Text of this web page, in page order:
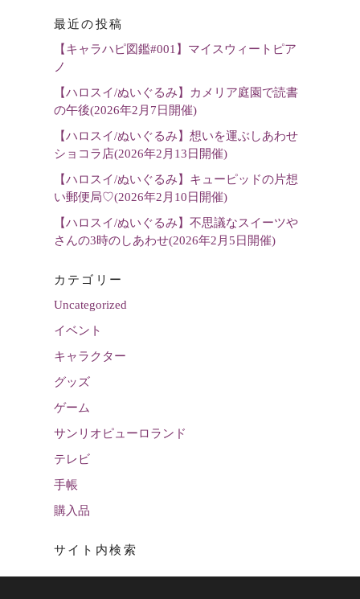
を
選
最近の投稿
【キャラハピ図鑑#001】マイスウィートピア
ノ
【ハロスイ/ぬいぐるみ】カメリア庭園で読書
の午後(2026年2月7日開催)
【ハロスイ/ぬいぐるみ】想いを運ぶしあわせ
ショコラ店(2026年2月13日開催)
【ハロスイ/ぬいぐるみ】キューピッドの片想
い郵便局♡(2026年2月10日開催)
【ハロスイ/ぬいぐるみ】不思議なスイーツや
さんの3時のしあわせ(2026年2月5日開催)
カテゴリー
Uncategorized
イベント
キャラクター
グッズ
ゲーム
サンリオピューロランド
テレビ
手帳
購入品
サイト内検索